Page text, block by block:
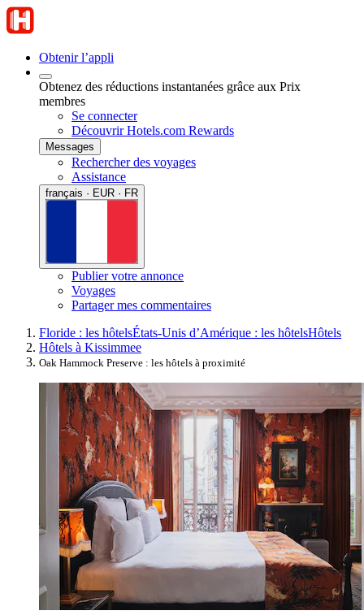
Obtenir l’appli
Obtenez des réductions instantanées grâce aux Prix
membres
Se connecter
Découvrir Hotels.com Rewards
Messages
Rechercher des voyages
Assistance
français · EUR · FR
Publier votre annonce
Voyages
Partager mes commentaires
Floride : les hôtelsÉtats-Unis d’Amérique : les hôtelsHôtels
Hôtels à Kissimmee
Oak Hammock Preserve : les hôtels à proximité